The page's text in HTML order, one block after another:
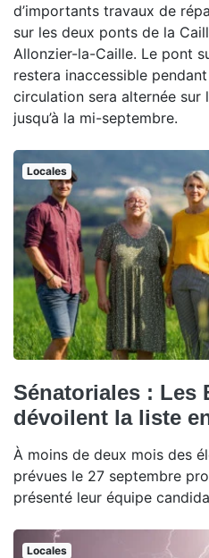
d’importants travaux de
sur les deux ponts de la
Allonzier-la-Caille. Le pont
restera inaccessible
circulation sera alternée
jusqu’à la mi-septembre.
Locales
Sénatoriales : Les
dévoilent la liste
À moins de deux mois des
prévues le 27 septembre
présenté leur équipe
Locales